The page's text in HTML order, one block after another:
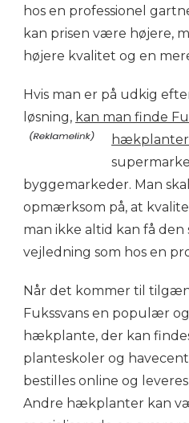
hos en professionel
kan prisen være højere,
højere kvalitet og en
Hvis man er på udkig
løsning, kan man finde
byggemarkeder. Man
opmærksom på, at
man ikke altid kan få den
vejledning som hos en
Når det kommer til
Fukssvans en populær
hækplante, der kan
planteskoler og
bestilles online og
Andre hækplanter kan